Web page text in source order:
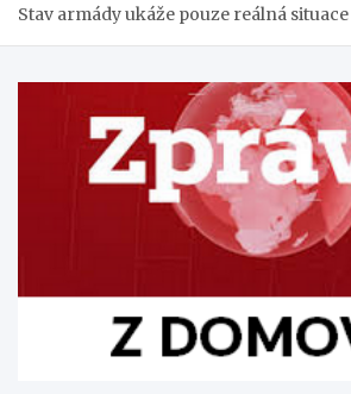
Stav armády ukáže pouze reálná situace